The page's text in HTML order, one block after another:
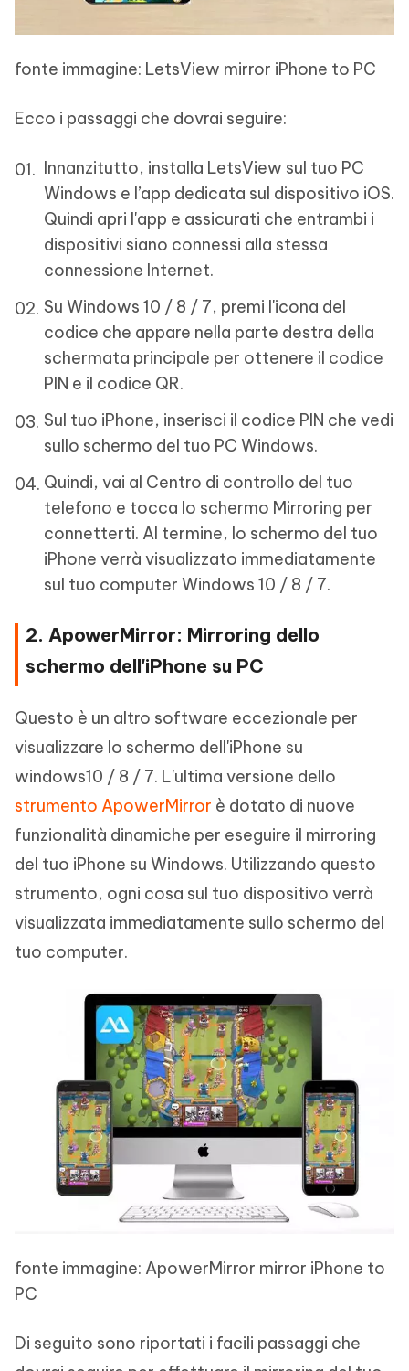
fonte immagine: LetsView mirror iPhone to PC
Ecco i passaggi che dovrai seguire:
Innanzitutto, installa LetsView sul tuo PC
Windows e l’app dedicata sul dispositivo iOS.
Quindi apri l'app e assicurati che entrambi i
dispositivi siano connessi alla stessa
connessione Internet.
Su Windows 10 / 8 / 7, premi l'icona del
codice che appare nella parte destra della
schermata principale per ottenere il codice
PIN e il codice QR.
Sul tuo iPhone, inserisci il codice PIN che vedi
sullo schermo del tuo PC Windows.
Quindi, vai al Centro di controllo del tuo
telefono e tocca lo schermo Mirroring per
connetterti. Al termine, lo schermo del tuo
iPhone verrà visualizzato immediatamente
sul tuo computer Windows 10 / 8 / 7.
2. ApowerMirror: Mirroring dello
schermo dell'iPhone su PC
Questo è un altro software eccezionale per
visualizzare lo schermo dell'iPhone su
windows10 / 8 / 7. L'ultima versione dello
strumento ApowerMirror è dotato di nuove
funzionalità dinamiche per eseguire il mirroring
del tuo iPhone su Windows. Utilizzando questo
strumento, ogni cosa sul tuo dispositivo verrà
visualizzata immediatamente sullo schermo del
tuo computer.
fonte immagine: ApowerMirror mirror iPhone to
PC
Di seguito sono riportati i facili passaggi che